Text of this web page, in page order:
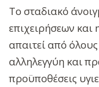
Το σταδιακό
επιχειρήσεων και
απαιτεί από
αλληλεγγύη και
προϋποθέσεις